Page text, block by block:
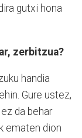
gutxi hona
zerbitzua?
handia
Gure ustez,
da behar
ematen dion